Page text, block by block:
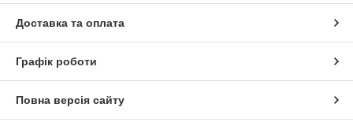
Доставка та оплата
Графік роботи
Повна версія сайту